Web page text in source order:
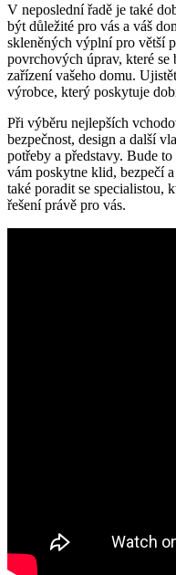
V neposlední řadě je také
být důležité pro vás a váš
skleněných výplní pro větší
povrchových úprav, které
zařízení vašeho domu.
výrobce, který poskytuje
Při výběru nejlepších
bezpečnost, design a další
potřeby a představy. Bude
vám poskytne⁤ klid, bezpečí
také ⁤poradit se specialistou,
řešení právě‍ pro vás.